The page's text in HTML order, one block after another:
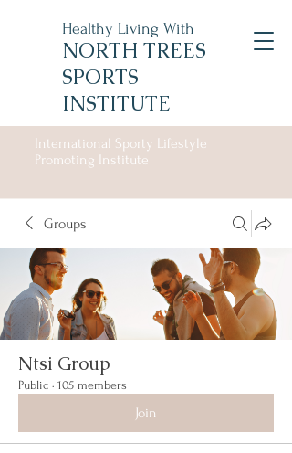
Healthy Living With
NORTH TREES
SPORTS
INSTITUTE
International Sporty Lifestyle
Promoting Institute
Groups
Ntsi Group
Public · 105 members
Join